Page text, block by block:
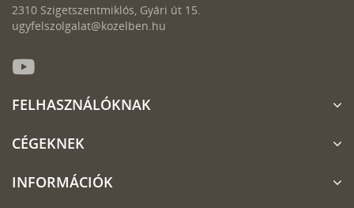
2310 Szigetszentmiklós, Gyári út 15.
ugyfelszolgalat@kozelben.hu
FELHASZNÁLÓKNAK
CÉGEKNEK
INFORMÁCIÓK